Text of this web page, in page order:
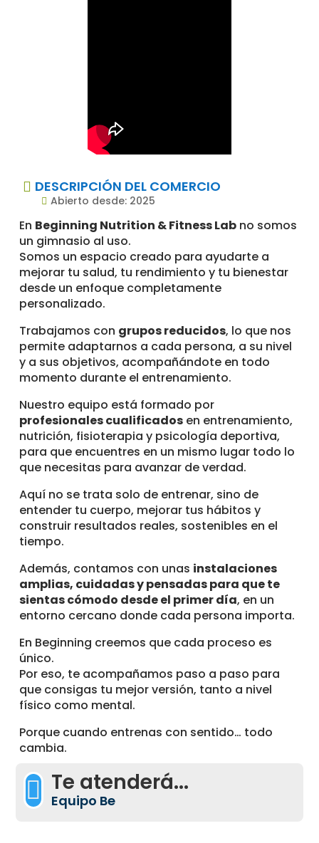
 DESCRIPCIÓN DEL COMERCIO
 Abierto desde: 2025
En Beginning Nutrition & Fitness Lab no somos
un gimnasio al uso.
Somos un espacio creado para ayudarte a
mejorar tu salud, tu rendimiento y tu bienestar
desde un enfoque completamente
personalizado.
Trabajamos con grupos reducidos, lo que nos
permite adaptarnos a cada persona, a su nivel
y a sus objetivos, acompañándote en todo
momento durante el entrenamiento.
Nuestro equipo está formado por
profesionales cualificados en entrenamiento,
nutrición, fisioterapia y psicología deportiva,
para que encuentres en un mismo lugar todo lo
que necesitas para avanzar de verdad.
Aquí no se trata solo de entrenar, sino de
entender tu cuerpo, mejorar tus hábitos y
construir resultados reales, sostenibles en el
tiempo.
Además, contamos con unas instalaciones
amplias, cuidadas y pensadas para que te
sientas cómodo desde el primer día, en un
entorno cercano donde cada persona importa.
En Beginning creemos que cada proceso es
único.
Por eso, te acompañamos paso a paso para
que consigas tu mejor versión, tanto a nivel
físico como mental.
Porque cuando entrenas con sentido… todo
cambia.
 Te atenderá...
Equipo Be